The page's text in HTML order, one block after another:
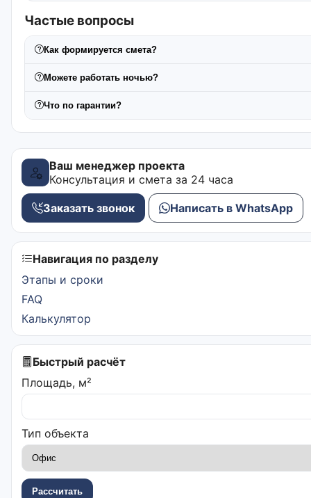
Частые вопросы
Как формируется смета?
Можете работать ночью?
Что по гарантии?
Ваш менеджер проекта
Консультация и смета за 24 часа
Заказать звонок Написать в WhatsApp
Навигация по разделу
Этапы и сроки
FAQ
Калькулятор
Быстрый расчёт
Площадь, м²
Тип объекта
Рассчитать